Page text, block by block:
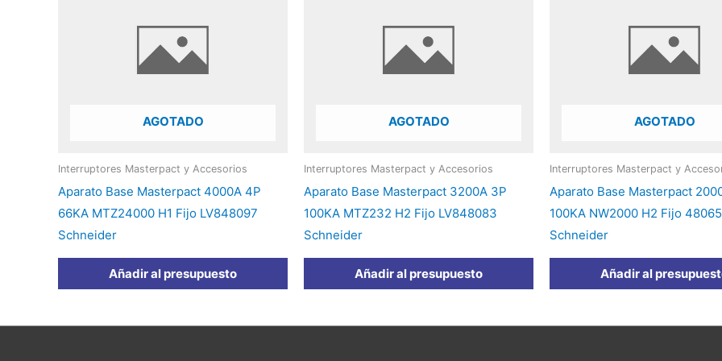
AGOTADO
Interruptores Masterpact y Accesorios
Aparato Base Masterpact 4000A 4P
66KA MTZ24000 H1 Fijo LV848097
Schneider
Añadir al presupuesto
AGOTADO
Interruptores Masterpact y Accesorios
Aparato Base Masterpact 3200A 3P
100KA MTZ232 H2 Fijo LV848083
Schneider
Añadir al presupuesto
AGOTADO
Interruptores Masterpact y
Aparato Base Masterpact
100KA NW2000 H2 Fijo 48065
Schneider
Añadir al